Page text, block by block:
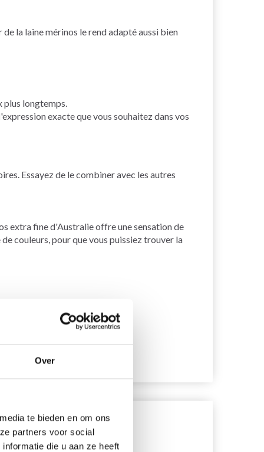
Over
te bieden en om ons
partners voor social
die u aan ze heeft
la laine mérinos le rend adapté aussi bien
longtemps.
exacte que vous souhaitez dans vos
Essayez de le combiner avec les autres
extra fine d'Australie offre une sensation de
couleurs, pour que vous puissiez trouver la